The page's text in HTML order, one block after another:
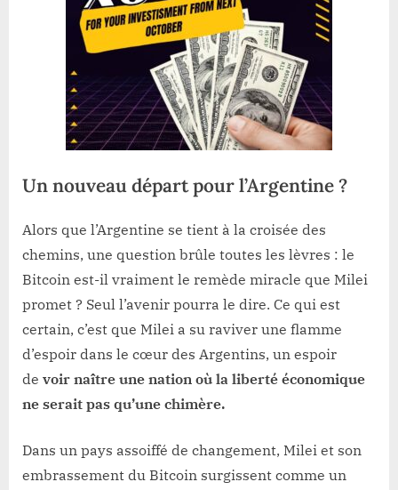
Un nouveau départ pour l’Argentine ?
Alors que l’Argentine se tient à la croisée des
chemins, une question brûle toutes les lèvres : le
Bitcoin est-il vraiment le remède miracle que Milei
promet ? Seul l’avenir pourra le dire. Ce qui est
certain, c’est que Milei a su raviver une flamme
d’espoir dans le cœur des Argentins, un espoir
de voir naître une nation où la liberté économique
ne serait pas qu’une chimère.
Dans un pays assoiffé de changement, Milei et son
embrassement du Bitcoin surgissent comme un